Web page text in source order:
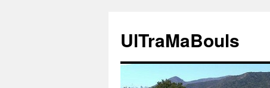
contenu
UlTraMaBouls